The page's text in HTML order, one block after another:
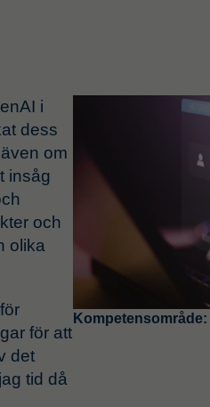
i
dess
om
insåg
och
olika
för att
det
tid då
Kompetensområde: